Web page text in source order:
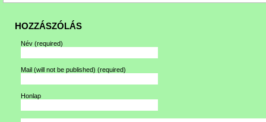
HOZZÁSZÓLÁS
Név (required)
Mail (will not be published) (required)
Honlap